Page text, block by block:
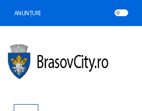
ANUNȚURI